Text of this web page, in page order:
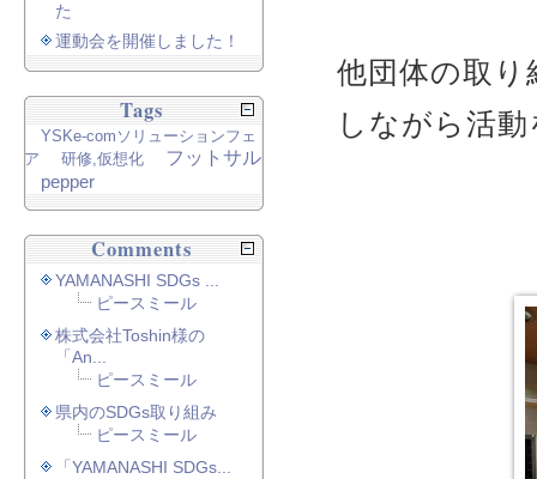
他団体の取
しながら活
た
運動会を開催しました！
Tags
YSKe-comソリューションフェ
ア
研修,仮想化
フットサル
pepper
Comments
YAMANASHI SDGs ...
ピースミール
株式会社Toshin様の
「An...
ピースミール
県内のSDGs取り組み
ピースミール
「YAMANASHI SDGs...